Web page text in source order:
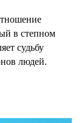
в степном
судьбу
людей.